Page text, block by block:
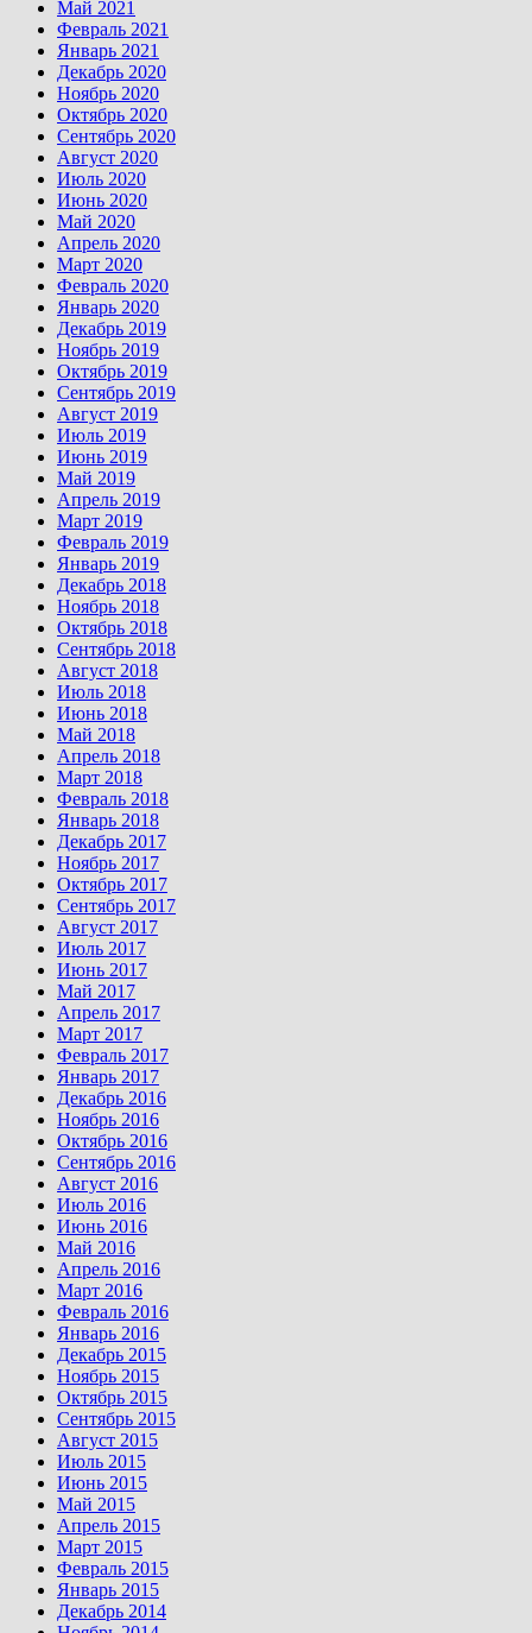
Май 2021
Февраль 2021
Январь 2021
Декабрь 2020
Ноябрь 2020
Октябрь 2020
Сентябрь 2020
Август 2020
Июль 2020
Июнь 2020
Май 2020
Апрель 2020
Март 2020
Февраль 2020
Январь 2020
Декабрь 2019
Ноябрь 2019
Октябрь 2019
Сентябрь 2019
Август 2019
Июль 2019
Июнь 2019
Май 2019
Апрель 2019
Март 2019
Февраль 2019
Январь 2019
Декабрь 2018
Ноябрь 2018
Октябрь 2018
Сентябрь 2018
Август 2018
Июль 2018
Июнь 2018
Май 2018
Апрель 2018
Март 2018
Февраль 2018
Январь 2018
Декабрь 2017
Ноябрь 2017
Октябрь 2017
Сентябрь 2017
Август 2017
Июль 2017
Июнь 2017
Май 2017
Апрель 2017
Март 2017
Февраль 2017
Январь 2017
Декабрь 2016
Ноябрь 2016
Октябрь 2016
Сентябрь 2016
Август 2016
Июль 2016
Июнь 2016
Май 2016
Апрель 2016
Март 2016
Февраль 2016
Январь 2016
Декабрь 2015
Ноябрь 2015
Октябрь 2015
Сентябрь 2015
Август 2015
Июль 2015
Июнь 2015
Май 2015
Апрель 2015
Март 2015
Февраль 2015
Январь 2015
Декабрь 2014